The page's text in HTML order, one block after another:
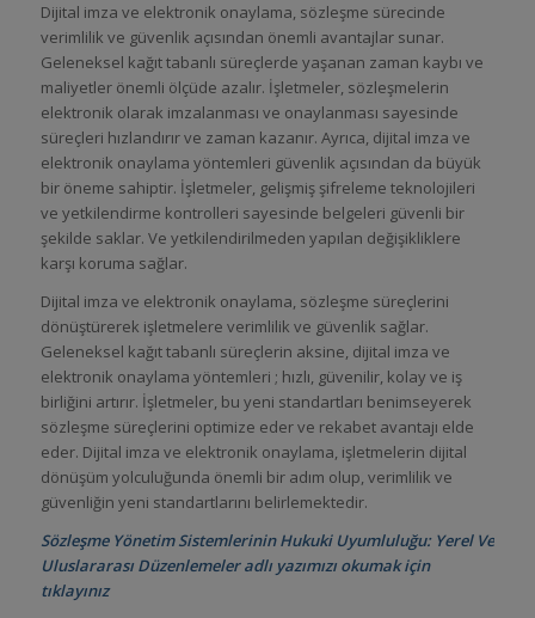
Dijital imza ve elektronik onaylama, sözleşme sürecinde
verimlilik ve güvenlik açısından önemli avantajlar sunar.
Geleneksel kağıt tabanlı süreçlerde yaşanan zaman kaybı ve
maliyetler önemli ölçüde azalır. İşletmeler, sözleşmelerin
elektronik olarak imzalanması ve onaylanması sayesinde
süreçleri hızlandırır ve zaman kazanır. Ayrıca, dijital imza ve
elektronik onaylama yöntemleri güvenlik açısından da büyük
bir öneme sahiptir. İşletmeler, gelişmiş şifreleme teknolojileri
ve yetkilendirme kontrolleri sayesinde belgeleri güvenli bir
şekilde saklar. Ve yetkilendirilmeden yapılan değişikliklere
karşı koruma sağlar.
Dijital imza ve elektronik onaylama, sözleşme süreçlerini
dönüştürerek işletmelere verimlilik ve güvenlik sağlar.
Geleneksel kağıt tabanlı süreçlerin aksine, dijital imza ve
elektronik onaylama yöntemleri ; hızlı, güvenilir, kolay ve iş
birliğini artırır. İşletmeler, bu yeni standartları benimseyerek
sözleşme süreçlerini optimize eder ve rekabet avantajı elde
eder. Dijital imza ve elektronik onaylama, işletmelerin dijital
dönüşüm yolculuğunda önemli bir adım olup, verimlilik ve
güvenliğin yeni standartlarını belirlemektedir.
Sözleşme Yönetim Sistemlerinin Hukuki Uyumluluğu: Yerel Ve
Uluslararası Düzenlemeler adlı yazımızı okumak için
tıklayınız